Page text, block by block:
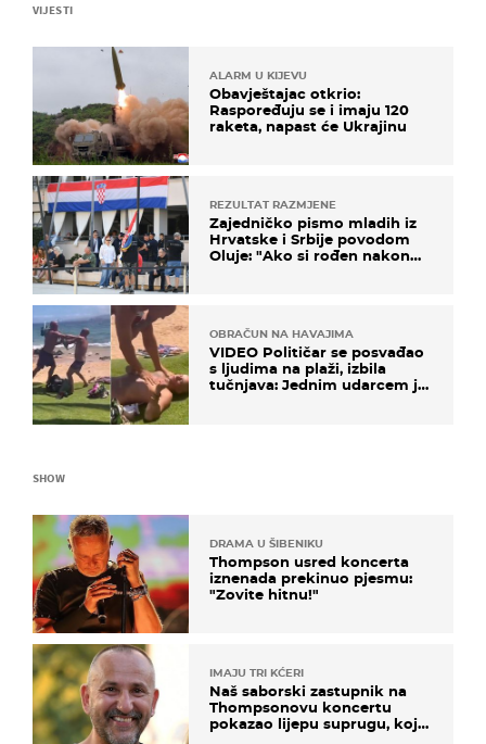
VIJESTI
ALARM U KIJEVU
Obavještajac otkrio:
Raspoređuju se i imaju 120
raketa, napast će Ukrajinu
REZULTAT RAZMJENE
Zajedničko pismo mladih iz
Hrvatske i Srbije povodom
Oluje: "Ako si rođen nakon
OBRAČUN NA HAVAJIMA
VIDEO Političar se posvađao
s ljudima na plaži, izbila
tučnjava: Jednim udarcem je
SHOW
DRAMA U ŠIBENIKU
Thompson usred koncerta
iznenada prekinuo pjesmu:
"Zovite hitnu!"
IMAJU TRI KĆERI
Naš saborski zastupnik na
Thompsonovu koncertu
pokazao lijepu suprugu, koja